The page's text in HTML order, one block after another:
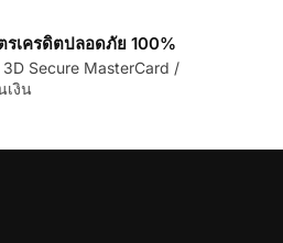
เครดิตปลอดภัย 100%
Secure MasterCard /
เงิน